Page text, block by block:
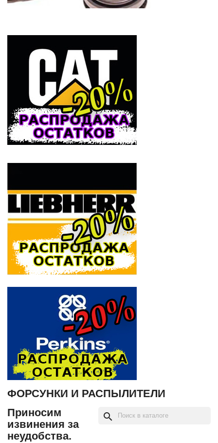
ФОРСУНКИ И РАСПЫЛИТЕЛИ
Приносим
извинения за
неудобства.
search